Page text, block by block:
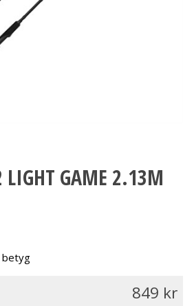
LIGHT GAME 2.13M
849